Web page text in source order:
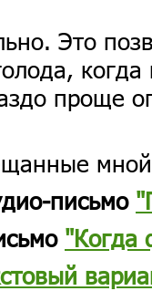
Это
проще
письмо
"Когда